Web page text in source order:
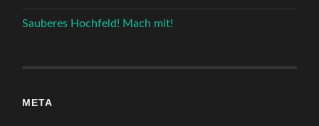
Sauberes Hochfeld! Mach mit!
META